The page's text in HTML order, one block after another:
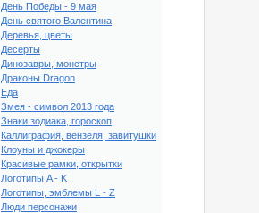
День Победы - 9 мая
День святого Валентина
Деревья, цветы
Десерты
Динозавры, монстры
Драконы Dragon
Еда
Змея - символ 2013 года
Знаки зодиака, гороскоп
Каллиграфия, вензеля, завитушки
Клоуны и джокеры
Красивые рамки, открытки
Логотипы A - K
Логотипы, эмблемы L - Z
Люди персонажи